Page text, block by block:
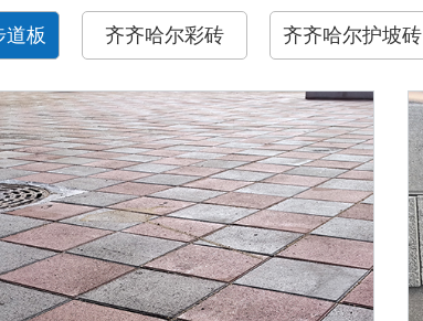
道板 齐齐哈尔彩砖 齐齐哈尔护坡砖